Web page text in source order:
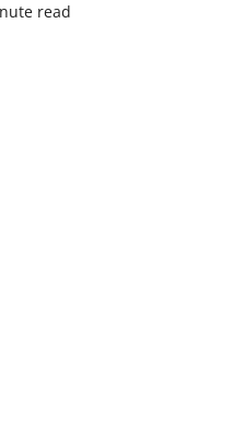
read